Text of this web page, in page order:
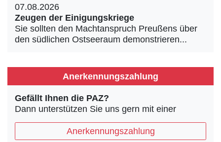
07.08.2026
Zeugen der Einigungskriege
Sie sollten den Machtanspruch Preußens über
den südlichen Ostseeraum demonstrieren...
Anerkennungszahlung
Gefällt Ihnen die PAZ?
Dann unterstützen Sie uns gern mit einer
Anerkennungszahlung